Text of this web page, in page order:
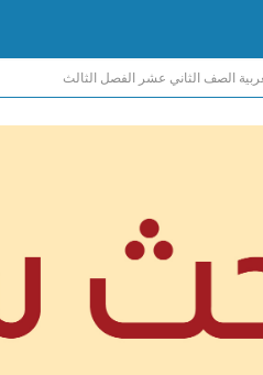
الصف الثاني عشر الفصل الثالث